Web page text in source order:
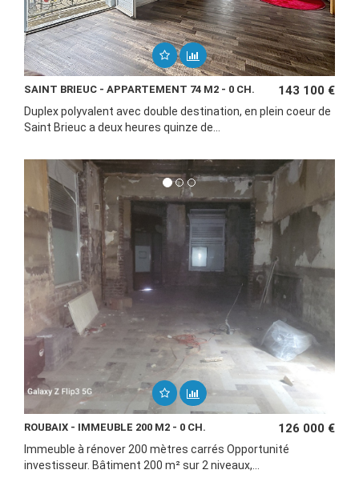
SAINT BRIEUC - APPARTEMENT 74 M2 - 0 CH. 143 100 €
Duplex polyvalent avec double destination, en plein coeur de
Saint Brieuc a deux heures quinze de...
ROUBAIX - IMMEUBLE 200 M2 - 0 CH. 126 000 €
Immeuble à rénover 200 mètres carrés Opportunité
investisseur. Bâtiment 200 m² sur 2 niveaux,...